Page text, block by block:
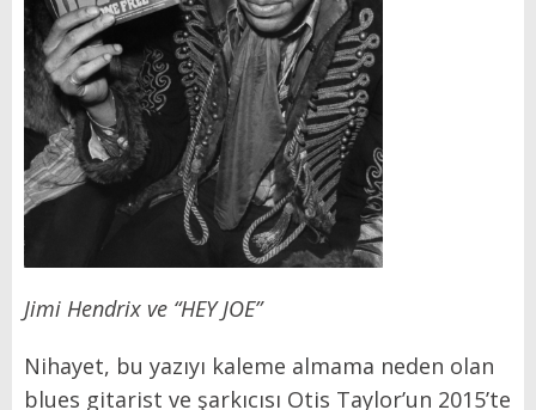
Jimi Hendrix ve “HEY JOE”
Nihayet, bu yazıyı kaleme almama neden olan
blues gitarist ve şarkıcısı Otis Taylor’un 2015’te